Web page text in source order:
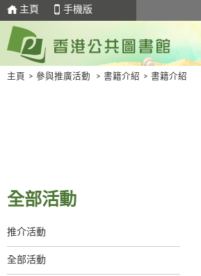
主頁 手機版
主頁 > 參與推廣活動 > 書籍介紹 > 書籍介紹
全部活動
推介活動
全部活動